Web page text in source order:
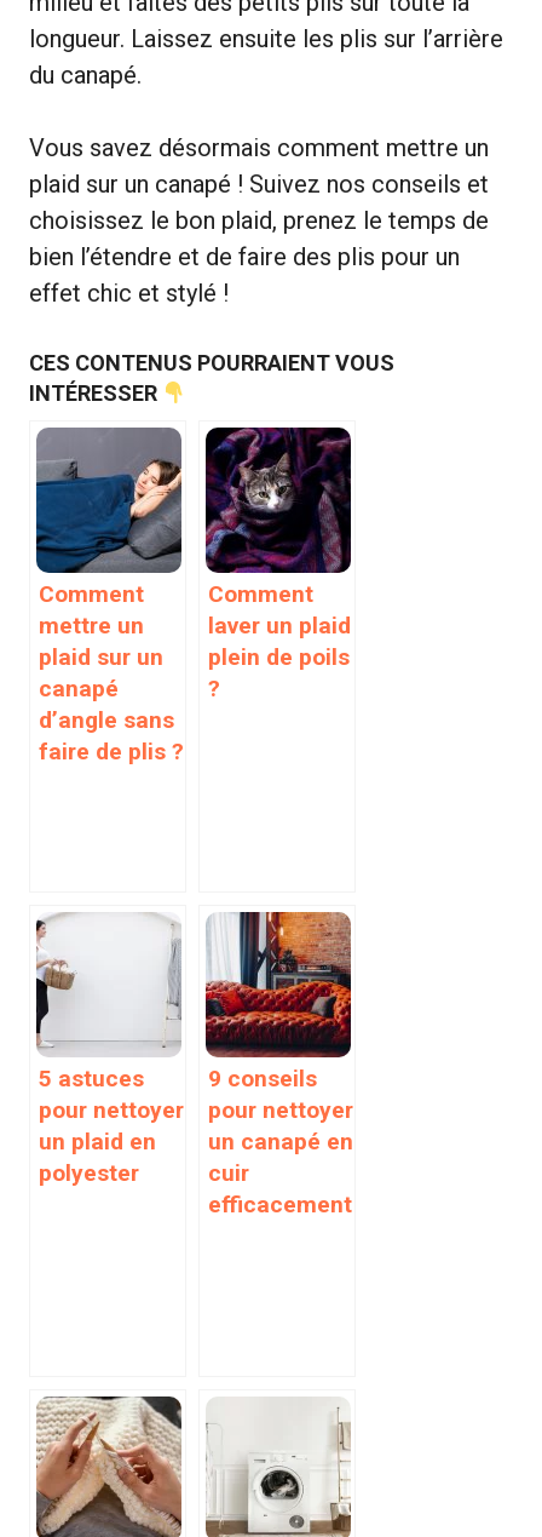
longueur. Laissez ensuite les plis sur l’arrière
du canapé.
Vous savez désormais comment mettre un
plaid sur un canapé ! Suivez nos conseils et
choisissez le bon plaid, prenez le temps de
bien l’étendre et de faire des plis pour un
effet chic et stylé !
CES CONTENUS POURRAIENT VOUS
INTÉRESSER
Comment
mettre un
plaid sur un
canapé
d’angle sans
faire de plis ?
Comment
laver un plaid
plein de poils
?
5 astuces
pour nettoyer
un plaid en
polyester
9 conseils
pour nettoyer
un canapé en
cuir
efficacement